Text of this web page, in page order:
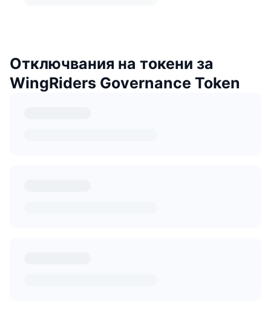
Отключвания на токени за
WingRiders Governance Token